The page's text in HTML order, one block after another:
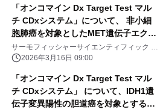
「オンコマイン Dx Target Test マル
チ CDxシステム」について、 非小細
胞肺癌を対象としたMET遺伝子エクソ
ン14スキッピング変異 に対する「グ
マロンチニブ水和物」の コンパニオン
取得
サーモフィッシャーサイエンティフィック ジ
ャパングループ
2026年3月16日 09:00
「オンコマイン Dx Target Test マル
チ CDxシステム」 について、IDH1遺
伝子変異陽性の胆道癌を対象とする